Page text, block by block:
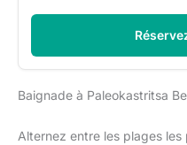
Baignade à Paleokastritsa
Alternez entre les plages